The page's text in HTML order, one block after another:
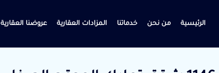
الرئيسية من نحن خدماتنا المزادات العقارية عروضنا العقارية